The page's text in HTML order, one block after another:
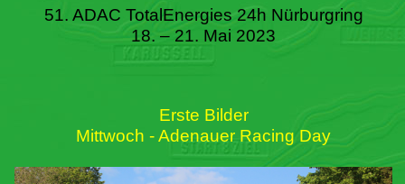
51. ADAC TotalEnergies 24h Nürburgring
18. – 21. Mai 2023
Erste Bilder
Mittwoch - Adenauer Racing Day